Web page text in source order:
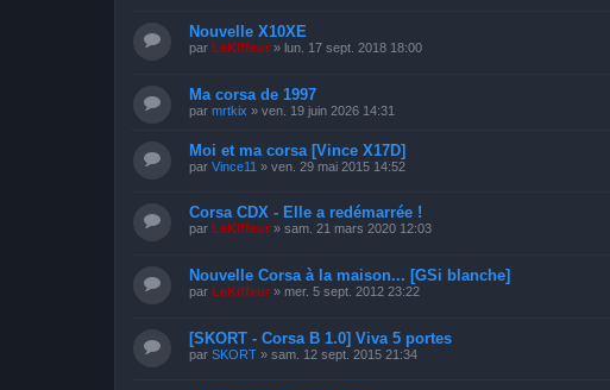
Nouvelle X10XE
par LeKiffeur » lun. 17 sept. 2018 18:00
Ma corsa de 1997
par mrtkix » ven. 19 juin 2026 14:31
Moi et ma corsa [Vince X17D]
par Vince11 » ven. 29 mai 2015 14:52
Corsa CDX - Elle a redémarrée !
par LeKiffeur » sam. 21 mars 2020 12:03
Nouvelle Corsa à la maison... [GSi blanche]
par LeKiffeur » mer. 5 sept. 2012 23:22
[SKORT - Corsa B 1.0] Viva 5 portes
par SKORT » sam. 12 sept. 2015 21:34